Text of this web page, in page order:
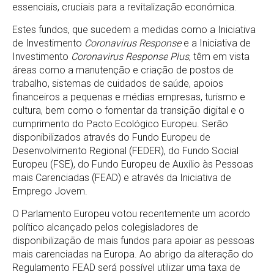
essenciais, cruciais para a revitalização económica.
Estes fundos, que sucedem a medidas como a Iniciativa
de Investimento Coronavirus Responsee a Iniciativa de
Investimento Coronavirus Response Plus, têm em vista
áreas como a manutenção e criação de postos de
trabalho, sistemas de cuidados de saúde, apoios
financeiros a pequenas e médias empresas, turismo e
cultura, bem como o fomentar da transição digital e o
cumprimento do Pacto Ecológico Europeu. Serão
disponibilizados através do Fundo Europeu de
Desenvolvimento Regional (FEDER), do Fundo Social
Europeu (FSE), do Fundo Europeu de Auxílio às Pessoas
mais Carenciadas (FEAD) e através da Iniciativa de
Emprego Jovem.
O Parlamento Europeu votou recentemente um acordo
político alcançado pelos colegisladores de
disponibilização de mais fundos para apoiar as pessoas
mais carenciadas na Europa. Ao abrigo da alteração do
Regulamento FEAD será possível utilizar uma taxa de